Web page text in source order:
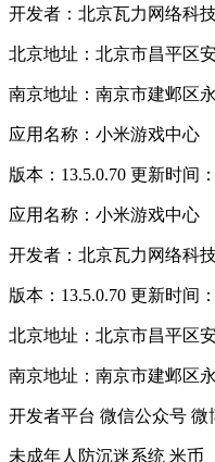
开发者：北京瓦力网络科
北京地址：北京市昌平区
南京地址：南京市建邺区
应用名称：小米游戏中心
版本：13.5.0.70 更新时间
应用名称：小米游戏中心
开发者：北京瓦力网络科
版本：13.5.0.70 更新时间
北京地址：北京市昌平区
南京地址：南京市建邺区
开发者平台 微信公众号 微
未成年人防沉迷系统 米币